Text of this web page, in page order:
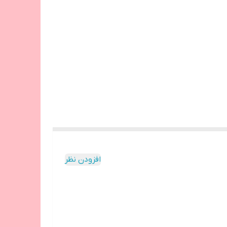
افزودن نظر